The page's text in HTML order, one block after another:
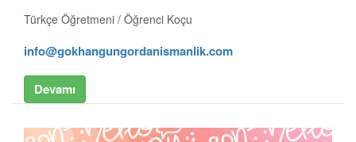
Türkçe Öğretmeni / Öğrenci Koçu
info@gokhangungordanismanlik.com
Devamı